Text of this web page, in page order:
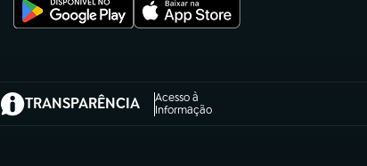
TRANSPARÊNCIA
Acesso à
Informação
(abre em nova aba)